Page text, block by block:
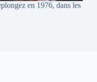
en 1976, dans les